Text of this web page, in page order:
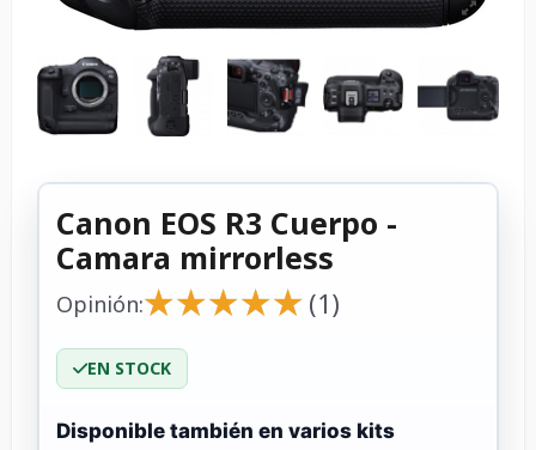
Canon EOS R3 Cuerpo -
Camara mirrorless
Opinión:★
★★
★★
★★
★★
★ (1)
EN STOCK
Disponible también en varios kits